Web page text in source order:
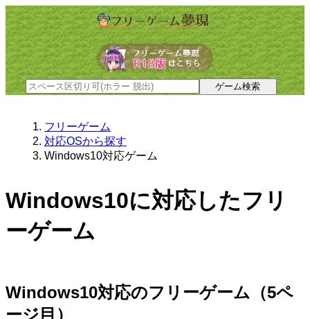
フリーゲーム
対応OSから探す
Windows10対応ゲーム
Windows10に対応したフリ
ーゲーム
Windows10対応のフリーゲーム（5ペ
ージ目）